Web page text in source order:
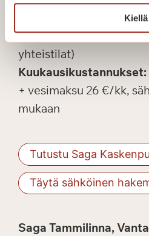
Kiellä
Kevytturva-
Asumiskulu: 767,40 €/
yhteistilat)
+ vesimaksu 26 €/kk,
mukaan
Tutustu Saga
Täytä sähköinen
Saga Tammilinna,